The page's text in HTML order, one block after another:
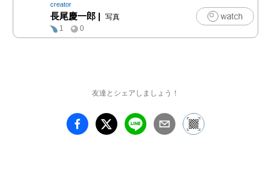
creator
長尾慶一郎 |
写真
1
0
友達とシェアしましょう！